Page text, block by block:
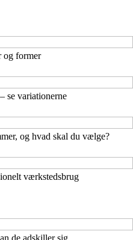
og former
se variationerne
og hvad skal du vælge?
værkstedsbrug
de adskiller sig